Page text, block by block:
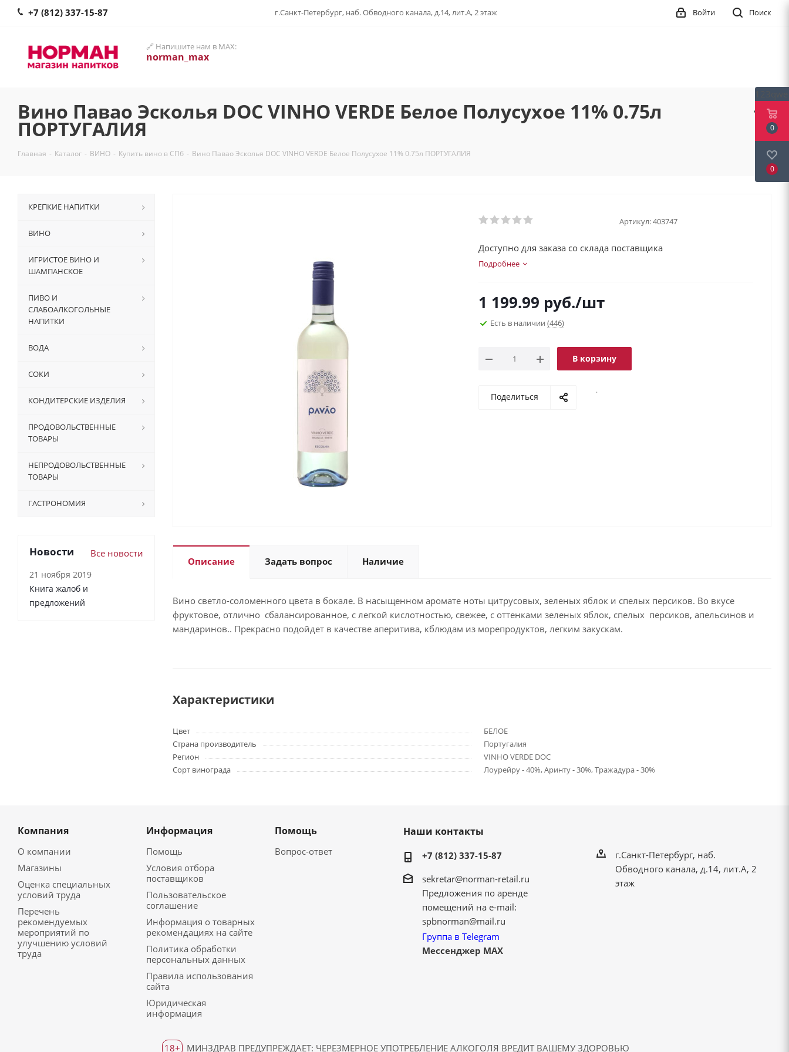
+7 (812) 337-15-87 г.Санкт-Петербург, наб. Обводного канала, д.14, лит.А, 2 этаж Поиск
Войти
🔗 Напишите нам в MAX:
norman_max
Вино Павао Эсколья DOC VINHO VERDE Белое Полусухое 11% 0.75л
ПОРТУГАЛИЯ
Главная - Каталог - ВИНО - Купить вино в СПб - Вино Павао Эсколья DOC VINHO VERDE Белое Полусухое 11% 0.75л ПОРТУГАЛИЯ
Артикул:403747
Доступно для заказа со склада поставщика
Подробнее
1 199.99 руб./шт
Есть в наличии (446)
В корзину
Поделиться
.
Описание Задать вопрос Наличие
Вино светло-соломенного цвета в бокале. В насыщенном аромате ноты цитрусовых, зеленых яблок и спелых персиков. Во вкусе
фруктовое, отлично сбалансированное, с легкой кислотностью, свежее, с оттенками зеленых яблок, спелых персиков, апельсинов и
мандаринов.. Прекрасно подойдет в качестве аперитива, кблюдам из морепродуктов, легким закускам.
Характеристики
Цвет
БЕЛОЕ
Страна производитель
Португалия
Регион
VINHO VERDE DOC
Сорт винограда
Лоурейру - 40%, Аринту - 30%, Тражадура - 30%
КРЕПКИЕ НАПИТКИ
ВИНО
ИГРИСТОЕ ВИНО И
ШАМПАНСКОЕ
ПИВО И
СЛАБОАЛКОГОЛЬНЫЕ
НАПИТКИ
ВОДА
СОКИ
КОНДИТЕРСКИЕ ИЗДЕЛИЯ
ПРОДОВОЛЬСТВЕННЫЕ
ТОВАРЫ
НЕПРОДОВОЛЬСТВЕННЫЕ
ТОВАРЫ
ГАСТРОНОМИЯ
Новости Все новости
21 ноября 2019
Книга жалоб и
предложений
Компания
О компании
Магазины
Оценка специальных
условий труда
Перечень
рекомендуемых
мероприятий по
улучшению условий
труда
Информация
Помощь
Условия отбора
поставщиков
Пользовательское
соглашение
Информация о товарных
рекомендациях на сайте
Политика обработки
персональных данных
Правила использования
сайта
Юридическая
информация
Помощь
Вопрос-ответ
Наши контакты
+7 (812) 337-15-87
sekretar@norman-retail.ru
Предложения по аренде
помещений на e-mail:
spbnorman@mail.ru
Группа в Telegram
Мессенджер MAX
г.Санкт-Петербург, наб.
Обводного канала, д.14, лит.А, 2
этаж
18+ МИНЗДРАВ ПРЕДУПРЕЖДАЕТ: ЧЕРЕЗМЕРНОЕ УПОТРЕБЛЕНИЕ АЛКОГОЛЯ ВРЕДИТ ВАШЕМУ ЗДОРОВЬЮ
0
0